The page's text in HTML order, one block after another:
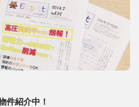
件紹介中！